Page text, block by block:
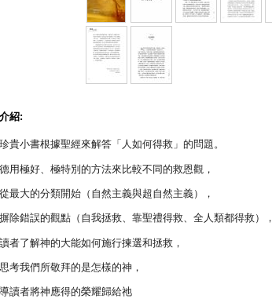
紹:
貴小書根據聖經來解答「人如何得救」的問題。
用極好、極特別的方法來比較不同的救恩觀，
最大的分類開始（自然主義與超自然主義），
除錯誤的觀點（自我拯救、靠聖禮得救、全人類都得救），
者了解神的大能如何施行揀選和拯救，
考我們所敬拜的是怎樣的神，
讀者將神應得的榮耀歸給祂